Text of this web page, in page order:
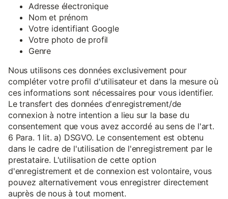
Adresse électronique
Nom et prénom
Votre identifiant Google
Votre photo de profil
Genre
Nous utilisons ces données exclusivement pour
compléter votre profil d'utilisateur et dans la mesure où
ces informations sont nécessaires pour vous identifier.
Le transfert des données d'enregistrement/de
connexion à notre intention a lieu sur la base du
consentement que vous avez accordé au sens de l'art.
6 Para. 1 lit. a) DSGVO. Le consentement est obtenu
dans le cadre de l'utilisation de l'enregistrement par le
prestataire. L'utilisation de cette option
d'enregistrement et de connexion est volontaire, vous
pouvez alternativement vous enregistrer directement
auprès de nous à tout moment.